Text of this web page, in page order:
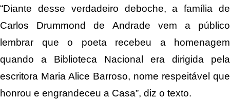
“Diante desse verdadeiro deboche, a família de
Carlos Drummond de Andrade vem a público
lembrar que o poeta recebeu a homenagem
quando a Biblioteca Nacional era dirigida pela
escritora Maria Alice Barroso, nome respeitável que
honrou e engrandeceu a Casa”, diz o texto.